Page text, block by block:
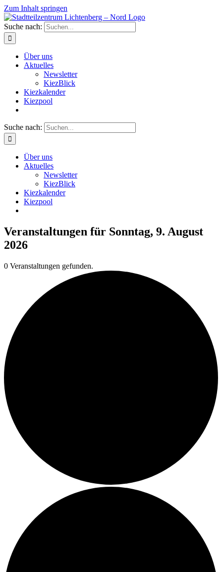
Zum Inhalt springen
Suche nach:
Über uns
Aktuelles
Newsletter
KiezBlick
Kiezkalender
Kiezpool
Suche nach:
Über uns
Aktuelles
Newsletter
KiezBlick
Kiezkalender
Kiezpool
Veranstaltungen für Sonntag, 9. August
2026
0 Veranstaltungen gefunden.